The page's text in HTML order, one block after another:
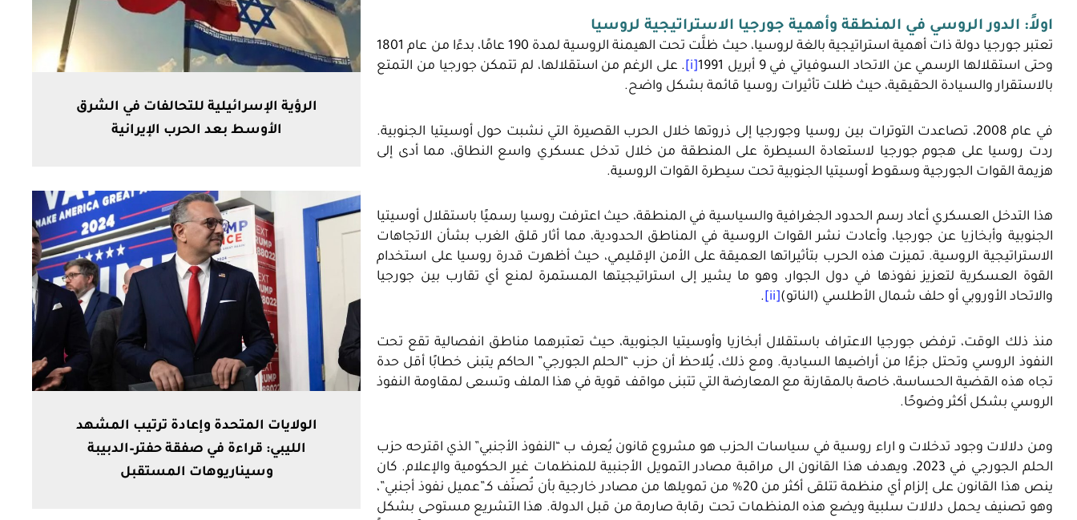
اولاً: الدور الروسي في المنطقة وأهمية جورجيا الاستراتيجية لروسيا
تعتبر جورجيا دولة ذات أهمية استراتيجية بالغة لروسيا، حيث ظلَّت تحت الهيمنة الروسية لمدة 190 عامًا، بدءًا من عام 1801
وحتى استقلالها الرسمي عن الاتحاد السوفياتي في 9 أبريل 1991
[i]
. على الرغم من استقلالها، لم تتمكن جورجيا من التمتع
بالاستقرار والسيادة الحقيقية، حيث ظلت تأثيرات روسيا قائمة بشكل واضح.
في عام 2008، تصاعدت التوترات بين روسيا وجورجيا إلى ذروتها خلال الحرب القصيرة التي نشبت حول أوسيتيا الجنوبية.
ردت روسيا على هجوم جورجيا لاستعادة السيطرة على المنطقة من خلال تدخل عسكري واسع النطاق، مما أدى إلى
هزيمة القوات الجورجية وسقوط أوسيتيا الجنوبية تحت سيطرة القوات الروسية.
هذا التدخل العسكري أعاد رسم الحدود الجغرافية والسياسية في المنطقة، حيث اعترفت روسيا رسميًا باستقلال أوسيتيا
الجنوبية وأبخازيا عن جورجيا، وأعادت نشر القوات الروسية في المناطق الحدودية، مما أثار قلق الغرب بشأن الاتجاهات
الاستراتيجية الروسية. تميزت هذه الحرب بتأثيراتها العميقة على الأمن الإقليمي، حيث أظهرت قدرة روسيا على استخدام
القوة العسكرية لتعزيز نفوذها في دول الجوار، وهو ما يشير إلى استراتيجيتها المستمرة لمنع أي تقارب بين جورجيا
والاتحاد الأوروبي أو حلف شمال الأطلسي (الناتو)[ii]
.
منذ ذلك الوقت، ترفض جورجيا الاعتراف باستقلال أبخازيا وأوسيتيا الجنوبية، حيث تعتبرهما مناطق انفصالية تقع تحت
النفوذ الروسي وتحتل جزءًا من أراضيها السيادية. ومع ذلك، يُلاحظ أن حزب “الحلم الجورجي” الحاكم يتبنى خطابًا أقل حدة
تجاه هذه القضية الحساسة، خاصة بالمقارنة مع المعارضة التي تتبنى مواقف قوية في هذا الملف وتسعى لمقاومة النفوذ
الروسي بشكل أكثر وضوحًا.
ومن دلالات وجود تدخلات و اراء روسية في سياسات الحزب هو مشروع قانون يُعرف ب “النفوذ الأجنبي” الذي اقترحه حزب
الحلم الجورجي في 2023، ويهدف هذا القانون الى مراقبة مصادر التمويل الأجنبية للمنظمات غير الحكومية والإعلام. كان
ينص هذا القانون على إلزام أي منظمة تتلقى أكثر من 20% من تمويلها من مصادر خارجية بأن تُصنّف كـ”عميل نفوذ أجنبي”،
وهو تصنيف يحمل دلالات سلبية ويضع هذه المنظمات تحت رقابة صارمة من قبل الدولة. هذا التشريع مستوحى بشكل
الرؤية الإسرائيلية للتحالفات في الشرق
الأوسط بعد الحرب الإيرانية
الولايات المتحدة وإعادة ترتيب المشهد
الليبي: قراءة في صفقة حفتر–الدبيبة
وسيناريوهات المستقبل